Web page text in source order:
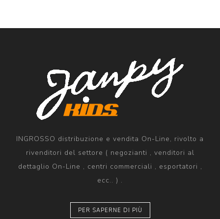
INGROSSO distribuzione e vendita On-Line, rivolto a
rivenditori del settore ( negozianti , venditori al
dettaglio On-Line , centri commerciali , esportatori ,
ecc.. ) .
PER SAPERNE DI PIÙ